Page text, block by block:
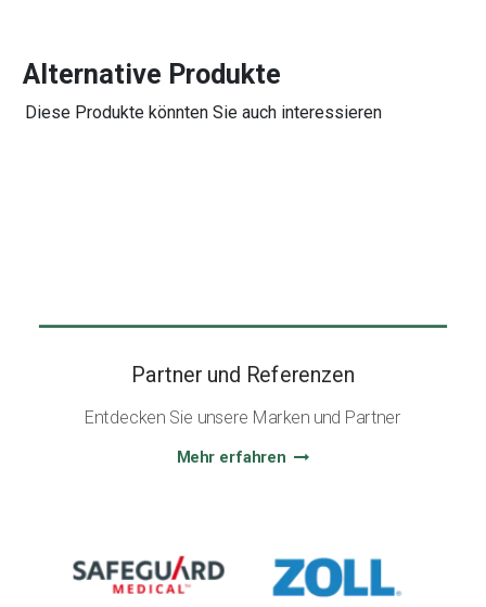
Alternative Produkte
Diese Produkte könnten Sie auch interessieren
Partner und Referenzen
Entdecken Sie unsere Marken und Partner
Mehr erfahren